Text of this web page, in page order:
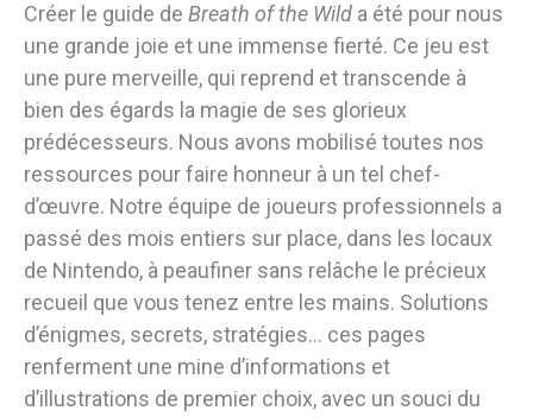
Créer le guide de Breath of the Wild a été pour nous
une grande joie et une immense fierté. Ce jeu est
une pure merveille, qui reprend et transcende à
bien des égards la magie de ses glorieux
prédécesseurs. Nous avons mobilisé toutes nos
ressources pour faire honneur à un tel chef-
d’œuvre. Notre équipe de joueurs professionnels a
passé des mois entiers sur place, dans les locaux
de Nintendo, à peaufiner sans relâche le précieux
recueil que vous tenez entre les mains. Solutions
d’énigmes, secrets, stratégies… ces pages
renferment une mine d’informations et
d’illustrations de premier choix, avec un souci du